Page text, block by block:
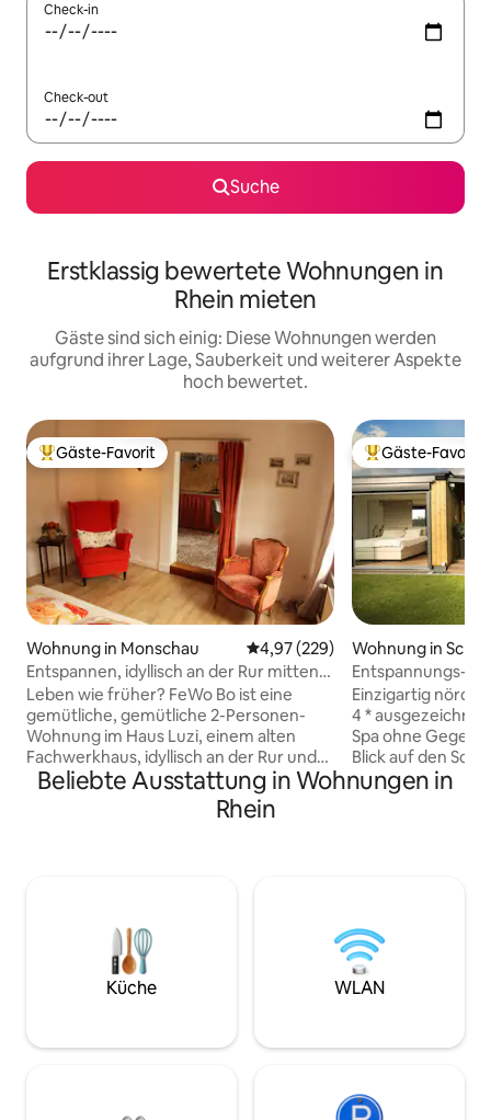
Check-in
Check-out
Suche
Erstklassig bewertete Wohnungen in
Rhein mieten
Gäste sind sich einig: Diese Wohnungen werden
aufgrund ihrer Lage, Sauberkeit und weiterer Aspekte
hoch bewertet.
Beliebter Gäste-Favorit.
Gäste-Favorit
Wohnung in Monschau Durchschnittliche Bewertung:
4,97 (229)
Entspannen, idyllisch an der Rur mitten
in der Altstadt!
Leben wie früher? FeWo Bo ist eine
gemütliche, gemütliche 2-Personen-
Wohnung im Haus Luzi, einem alten
Fachwerkhaus, idyllisch an der Rur und
mitten in der malerischen Altstadt von
Monschau! Alles ist schief und schräg
und niedrig! Back-to-basic, gemütliches
morgens mit (oder durch) dem Duft
frisch gebackener Brötchen
aufzuwachen (Bäcker um die Ecke). Hier
vergessen Sie die Hektik und den Stress
Beliebter Gäste-
Gäste-Favorit
Wohnung in
Entspannungs-
Niveau Luxus 4*
Spa
Einzigartig
4 *
Spa ohne
Blick auf den
von Straßburg
10 Minuten von
für
ausgestattet,
Schlafzimmer mit
Badezimmer,
Beliebte Ausstattung in Wohnungen in
Rhein
Küche WLAN